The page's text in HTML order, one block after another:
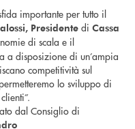
importante per tutto il
Presidente di Cassa
di scala e il
a disposizione di un’ampia
competitività sul
lo sviluppo di
dal Consiglio di